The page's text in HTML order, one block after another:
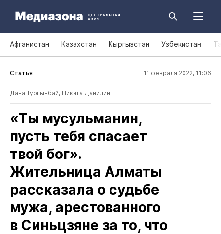
Афганистан Казахстан Кыргызстан Узбекистан
Статья 11 февраля 2022, 11:06
Дана Тургынбай, Никита Данилин
«Ты мусульманин,
пусть тебя спасает
твой бог».
Жительница Алматы
рассказала о судьбе
мужа, арестованного
в Синьцзяне за то, что